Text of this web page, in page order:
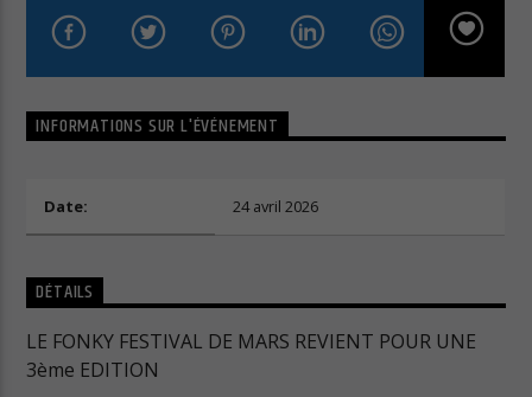
EN CE MOMENT
Cuts Hip Hop R&B
INFORMATIONS SUR L'ÉVÉNEMENT
Date: 24 avril 2026
DÉTAILS
LE FONKY FESTIVAL DE MARS REVIENT POUR UNE
3ème EDITION